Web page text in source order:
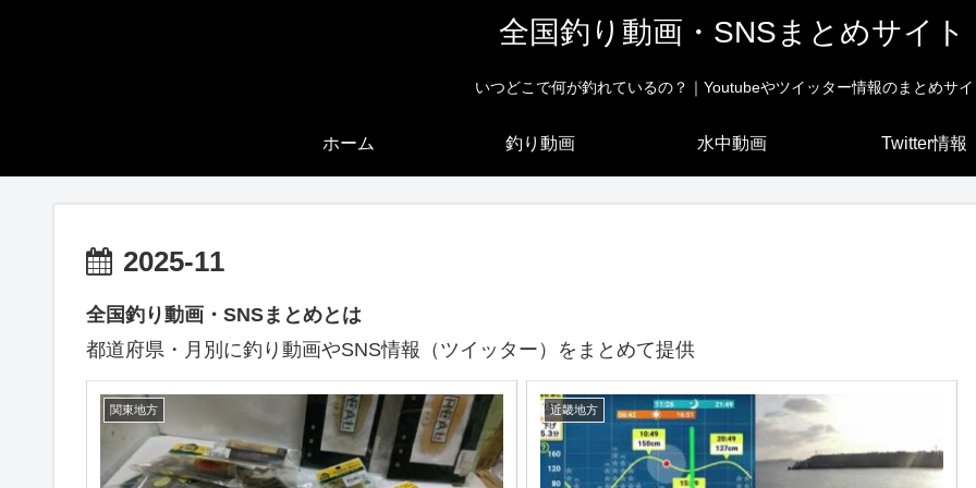
全国釣り動画・SNSまとめサイト
いつどこで何が釣れているの？｜Youtubeやツイッター情報のまとめサイ
ホーム 釣り動画 水中動画 Twitter情報
2025-11
全国釣り動画・SNSまとめとは
都道府県・月別に釣り動画やSNS情報（ツイッター）をまとめて提供
関東地方 近畿地方